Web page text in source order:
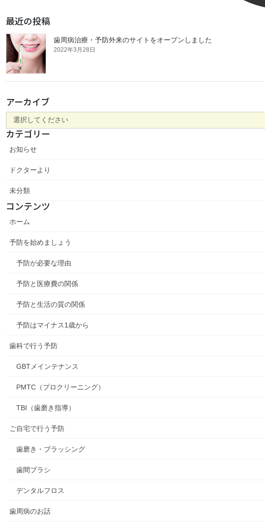
最近の投稿
歯周病治療・予防外来のサイトをオープンしました
2022年3月28日
アーカイブ
カテゴリー
お知らせ
ドクターより
未分類
コンテンツ
ホーム
予防を始めましょう
予防が必要な理由
予防と医療費の関係
予防と生活の質の関係
予防はマイナス1歳から
歯科で行う予防
GBTメインテナンス
PMTC（プロクリーニング）
TBI（歯磨き指導）
ご自宅で行う予防
歯磨き・ブラッシング
歯間ブラシ
デンタルフロス
歯周病のお話